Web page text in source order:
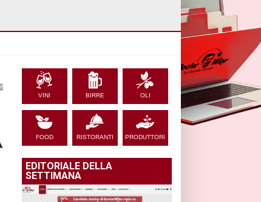
VINI BIRRE OLI
FOOD RISTORANTI PRODUTTORI
EDITORIALE DELLA
SETTIMANA